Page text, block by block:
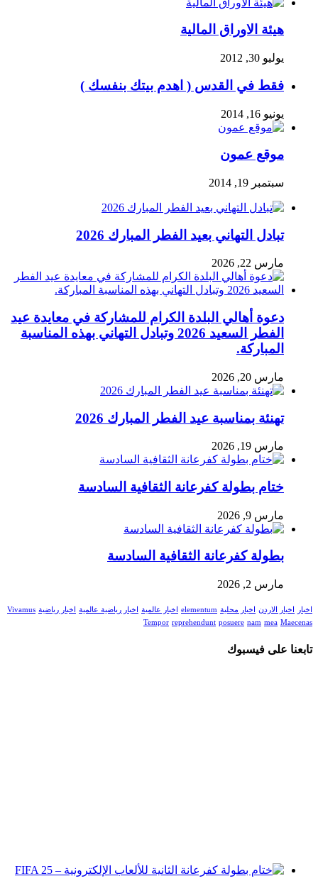
هيئة الاوراق المالية
يوليو 30, 2012
فقط في القدس ( اهدم بيتك بنفسك )
يونيو 16, 2014
موقع عمون
سبتمبر 19, 2014
تبادل التهاني بعيد الفطر المبارك 2026
مارس 22, 2026
دعوة أهالي البلدة الكرام للمشاركة في معايدة عيد
الفطر السعيد 2026 وتبادل التهاني بهذه المناسبة
المباركة.
مارس 20, 2026
تهنئة بمناسبة عيد الفطر المبارك 2026
مارس 19, 2026
ختام بطولة كفرعانة الثقافية السادسة
مارس 9, 2026
بطولة كفرعانة الثقافية السادسة
مارس 2, 2026
اخبار اخبار الاردن اخبار محلية elementum اخبار عالمية اخبار رياضية عالمية اخبار رياضية Vivamus
Tempor reprehendunt posuere nam mea Maecenas
تابعنا على فيسبوك